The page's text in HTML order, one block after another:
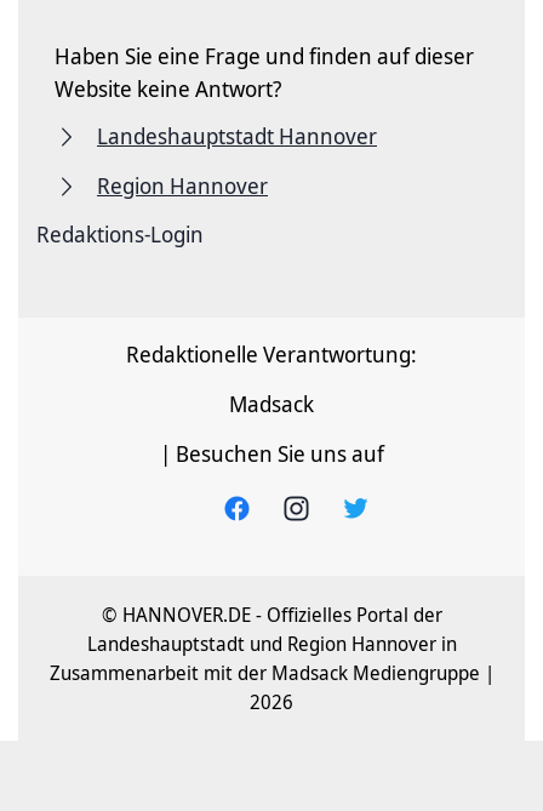
Haben Sie eine Frage und finden auf dieser
Website keine Antwort?
Landeshauptstadt Hannover
Region Hannover
Redaktions-Login
Redaktionelle Verantwortung:
Madsack
| Besuchen Sie uns auf
© HANNOVER.DE - Offizielles Portal der
Landeshauptstadt und Region Hannover in
Zusammenarbeit mit der Madsack Mediengruppe |
2026